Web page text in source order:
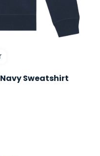
Navy Sweatshirt